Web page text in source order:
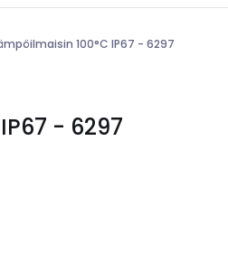
100°C IP67 - 6297
- 6297